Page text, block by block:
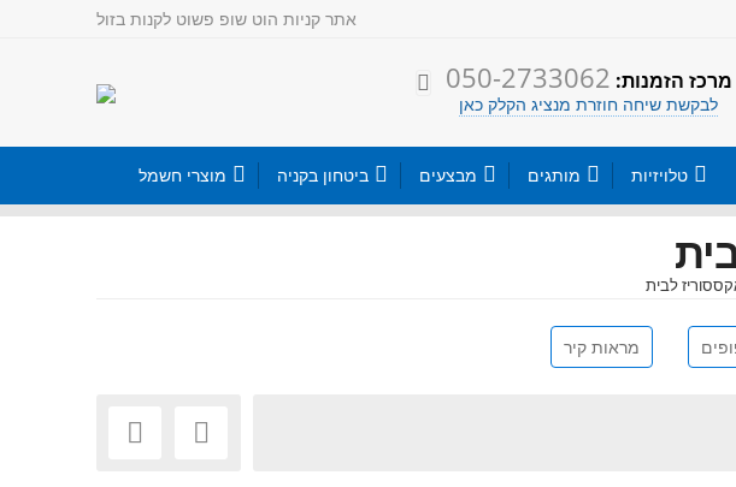
אתר קניותהוט שופ פשוט לקנות בזול
050-2733062 :מרכז הזמנות 
לבקשת שיחה חוזרת מנציג הקלק כאן
 טלויזיות  מותגים  מבצעים  ביטחון בקניה  מוצרי חשמל
לבית
מראות קיר

